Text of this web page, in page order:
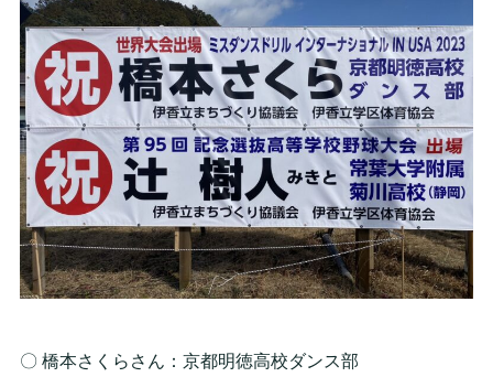
〇 橋本さくらさん：京都明徳高校ダンス部